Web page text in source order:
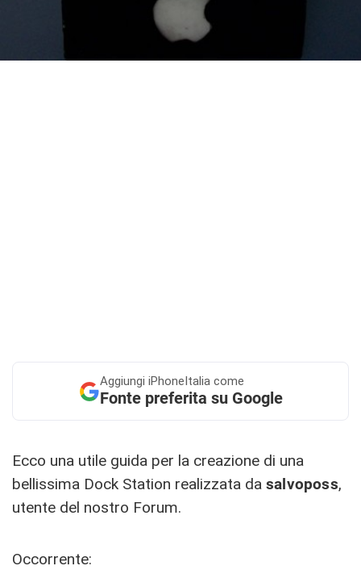
Aggiungi iPhoneItalia come
Fonte preferita su Google
Ecco una utile guida per la creazione di una
bellissima Dock Station realizzata da salvoposs,
utente del nostro Forum.
Occorrente: